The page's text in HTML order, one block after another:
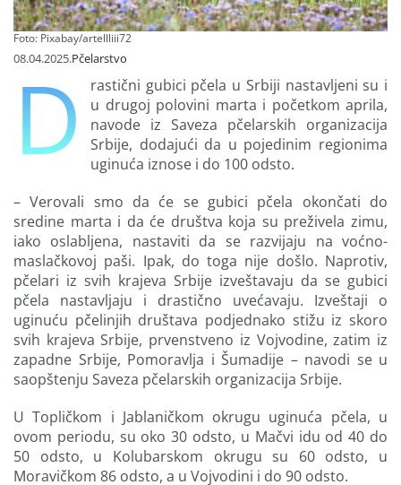
Foto: Pixabay/artellliii72
08.04.2025.Pčelarstvo
D
rastični gubici pčela u Srbiji nastavljeni su i
u drugoj polovini marta i početkom aprila,
navode iz Saveza pčelarskih organizacija
Srbije, dodajući da u pojedinim regionima
uginuća iznose i do 100 odsto.
– Verovali smo da će se gubici pčela okončati do
sredine marta i da će društva koja su preživela zimu,
iako oslabljena, nastaviti da se razvijaju na voćno-
maslačkovoj paši. Ipak, do toga nije došlo. Naprotiv,
pčelari iz svih krajeva Srbije izveštavaju da se gubici
pčela nastavljaju i drastično uvećavaju. Izveštaji o
uginuću pčelinjih društava podjednako stižu iz skoro
svih krajeva Srbije, prvenstveno iz Vojvodine, zatim iz
zapadne Srbije, Pomoravlja i Šumadije – navodi se u
saopštenju Saveza pčelarskih organizacija Srbije.
U Topličkom i Jablaničkom okrugu uginuća pčela, u
ovom periodu, su oko 30 odsto, u Mačvi idu od 40 do
50 odsto, u Kolubarskom okrugu su 60 odsto, u
Moravičkom 86 odsto, a u Vojvodini i do 90 odsto.